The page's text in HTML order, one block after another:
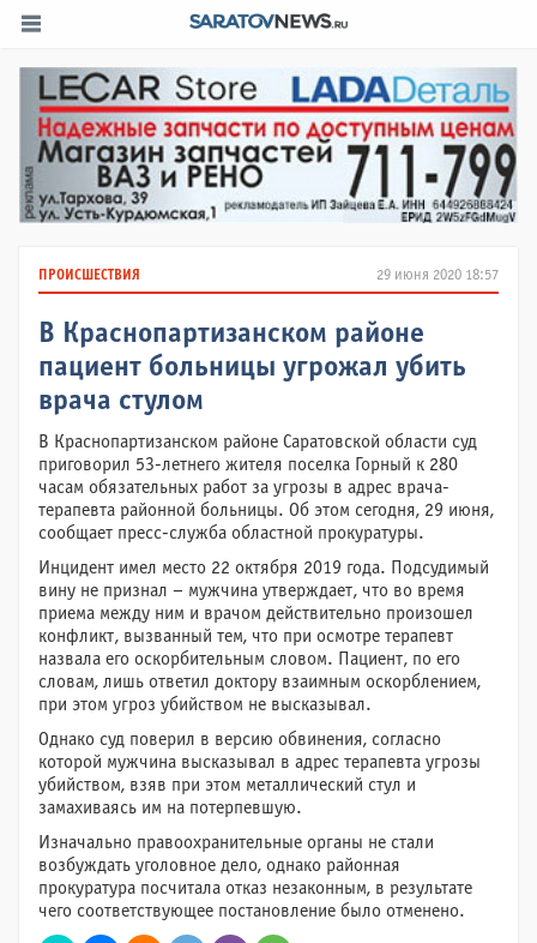
29 июня 2020 18:57
ПРОИСШЕСТВИЯ
В Краснопартизанском районе
пациент больницы угрожал убить
врача стулом
В Краснопартизанском районе Саратовской области суд
приговорил 53-летнего жителя поселка Горный к 280
часам обязательных работ за угрозы в адрес врача-
терапевта районной больницы. Об этом сегодня, 29 июня,
сообщает пресс-служба областной прокуратуры.
Инцидент имел место 22 октября 2019 года. Подсудимый
вину не признал – мужчина утверждает, что во время
приема между ним и врачом действительно произошел
конфликт, вызванный тем, что при осмотре терапевт
назвала его оскорбительным словом. Пациент, по его
словам, лишь ответил доктору взаимным оскорблением,
при этом угроз убийством не высказывал.
Однако суд поверил в версию обвинения, согласно
которой мужчина высказывал в адрес терапевта угрозы
убийством, взяв при этом металлический стул и
замахиваясь им на потерпевшую.
Изначально правоохранительные органы не стали
возбуждать уголовное дело, однако районная
прокуратура посчитала отказ незаконным, в результате
чего соответствующее постановление было отменено.